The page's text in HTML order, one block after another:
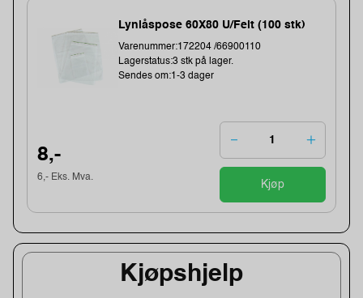
Kjøpshjelp
Lynlåspose 60X80 U/Felt (100 stk)
Varenummer:172204 /66900110
Lagerstatus:3 stk på lager.
Sendes om:1-3 dager
8,-
6,- Eks. Mva.
Kjøp